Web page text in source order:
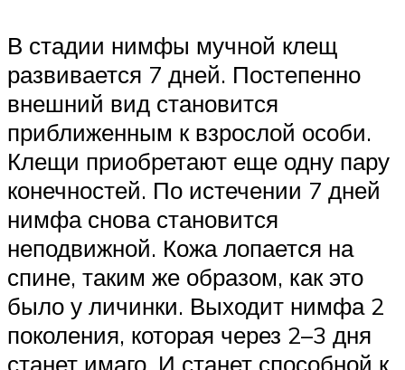
В стадии нимфы мучной клещ
развивается 7 дней. Постепенно
внешний вид становится
приближенным к взрослой особи.
Клещи приобретают еще одну пару
конечностей. По истечении 7 дней
нимфа снова становится
неподвижной. Кожа лопается на
спине, таким же образом, как это
было у личинки. Выходит нимфа 2
поколения, которая через 2–3 дня
станет имаго. И станет способной к